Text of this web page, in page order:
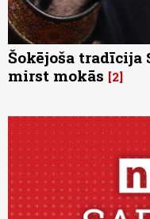
Šokējoša tradīcija
mirst mokās 2